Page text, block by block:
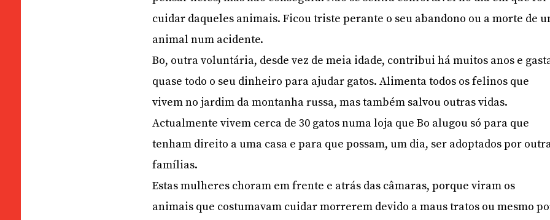
cuidar daqueles animais. Ficou triste perante o seu abandono ou a morte de
animal num acidente.
Bo, outra voluntária, desde vez de meia idade, contribui há muitos anos e
quase todo o seu dinheiro para ajudar gatos. Alimenta todos os felinos que
vivem no jardim da montanha russa, mas também salvou outras vidas.
Actualmente vivem cerca de 30 gatos numa loja que Bo alugou só para que
tenham direito a uma casa e para que possam, um dia, ser adoptados por
famílias.
Estas mulheres choram em frente e atrás das câmaras, porque viram os
animais que costumavam cuidar morrerem devido a maus tratos ou mesmo